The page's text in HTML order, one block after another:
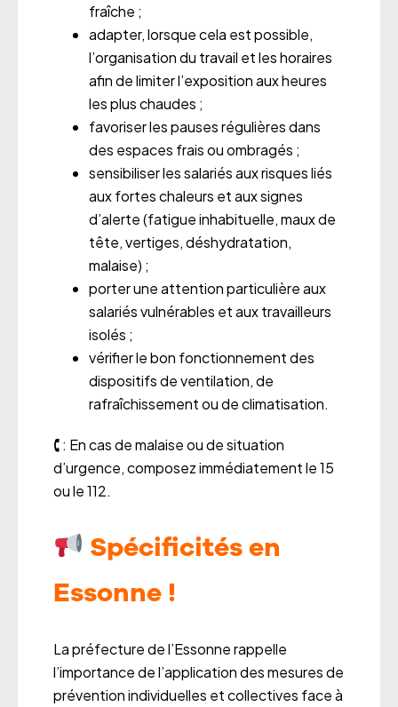
fraîche ;
adapter, lorsque cela est possible,
l’organisation du travail et les horaires
afin de limiter l’exposition aux heures
les plus chaudes ;
favoriser les pauses régulières dans
des espaces frais ou ombragés ;
sensibiliser les salariés aux risques liés
aux fortes chaleurs et aux signes
d’alerte (fatigue inhabituelle, maux de
tête, vertiges, déshydratation,
malaise) ;
porter une attention particulière aux
salariés vulnérables et aux travailleurs
isolés ;
vérifier le bon fonctionnement des
dispositifs de ventilation, de
rafraîchissement ou de climatisation.
🕻 : En cas de malaise ou de situation
d’urgence, composez immédiatement le 15
ou le 112.
Spécificités en
Essonne !
La préfecture de l’Essonne rappelle
l’importance de l’application des mesures de
prévention individuelles et collectives face à